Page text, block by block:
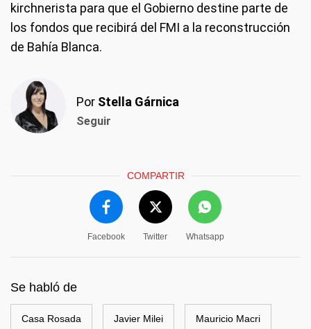
kirchnerista para que el Gobierno destine parte de
los fondos que recibirá del FMI a la reconstrucción
de Bahía Blanca.
Por Stella Gárnica
Seguir
COMPARTIR
Facebook Twitter Whatsapp
Se habló de
Casa Rosada Javier Milei Mauricio Macri